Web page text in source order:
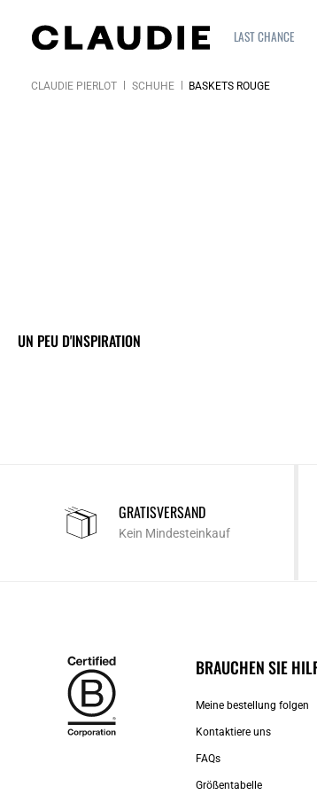
LAST CHANCE
CLAUDIE PIERLOT SCHUHE BASKETS ROUGE
UN PEU D'INSPIRATION
GRATISVERSAND
Kein Mindesteinkauf
BRAUCHEN SIE
Meine bestellung folgen
Kontaktiere uns​
FAQs
Größentabelle